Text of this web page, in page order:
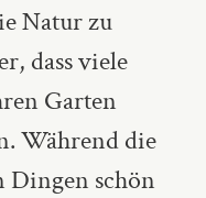
Natur zu
dass viele
Garten
Während die
Dingen schön